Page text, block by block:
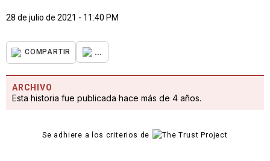
28 de julio de 2021 - 11:40 PM
COMPARTIR ...
ARCHIVO
Esta historia fue publicada hace más de 4 años.
Se adhiere a los criterios de